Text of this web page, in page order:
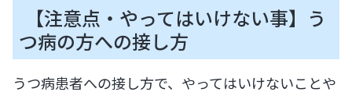
【注意点・やってはいけない事】う
つ病の方への接し方
うつ病患者への接し方で、やってはいけないことや